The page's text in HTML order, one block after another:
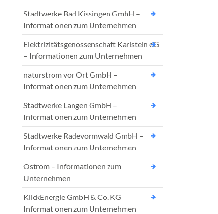
Stadtwerke Bad Kissingen GmbH –
Informationen zum Unternehmen
Elektrizitätsgenossenschaft Karlstein eG
– Informationen zum Unternehmen
naturstrom vor Ort GmbH –
Informationen zum Unternehmen
Stadtwerke Langen GmbH –
Informationen zum Unternehmen
Stadtwerke Radevormwald GmbH –
Informationen zum Unternehmen
Ostrom – Informationen zum
Unternehmen
KlickEnergie GmbH & Co. KG –
Informationen zum Unternehmen